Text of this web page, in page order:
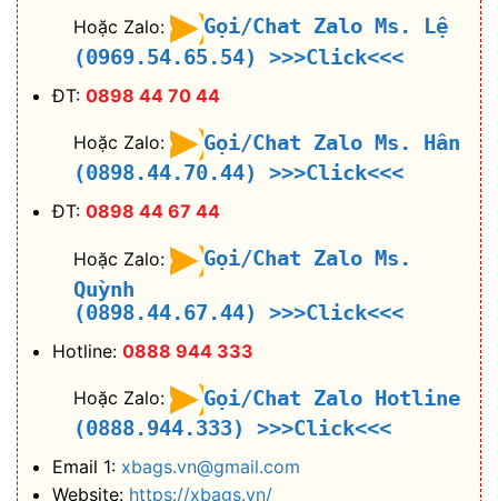
Hoặc Zalo:
Gọi/Chat Zalo Ms. Lệ
(0969.54.65.54)
>>>Click<<<
ĐT: 0898 44 70 44
Hoặc Zalo:
Gọi/Chat Zalo Ms. Hân
(0898.44.70.44)
>>>Click<<<
ĐT: 0898 44 67 44
Hoặc Zalo:
Gọi/Chat Zalo Ms.
Quỳnh
(0898.44.67.44)
>>>Click<<<
Hotline: 0888 944 333
Hoặc Zalo:
Gọi/Chat Zalo Hotline
(0888.944.333)
>>>Click<<<
Email 1: xbags.vn@gmail.com
Website: https://xbags.vn/